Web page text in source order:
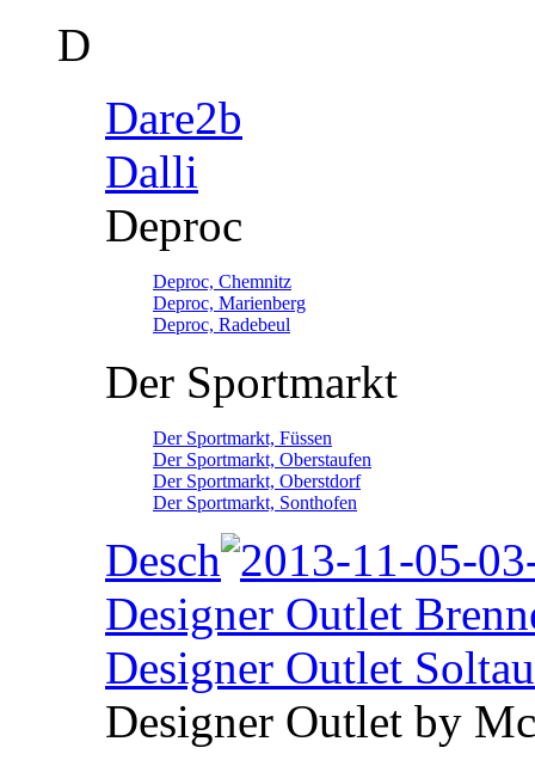
D
Dare2b
Dalli
Deproc
Deproc, Chemnitz
Deproc, Marienberg
Deproc, Radebeul
Der Sportmarkt
Der Sportmarkt, Füssen
Der Sportmarkt, Oberstaufen
Der Sportmarkt, Oberstdorf
Der Sportmarkt, Sonthofen
Desch
Designer Outlet
Designer Outlet Soltau
Designer Outlet by